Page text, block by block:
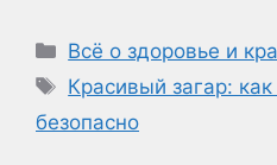
Рубрики
Всё о здоровье и
Метки
Красивый загар: как
безопасно